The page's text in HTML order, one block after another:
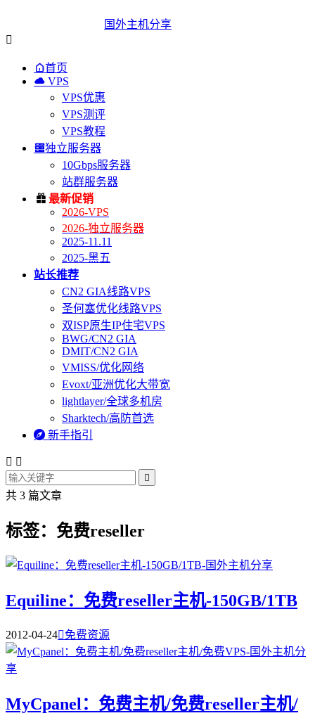
国外主机分享

首页
 VPS
VPS优惠
VPS测评
VPS教程
独立服务器
10Gbps服务器
站群服务器
 最新促销
2026-VPS
2026-独立服务器
2025-11.11
2025-黑五
站长推荐
CN2 GIA线路VPS
圣何塞优化线路VPS
双ISP原生IP住宅VPS
BWG/CN2 GIA
DMIT/CN2 GIA
VMISS/优化网络
Evoxt/亚洲优化大带宽
lightlayer/全球多机房
Sharktech/高防首选
 新手指引
 

共 3 篇文章
标签：免费reseller
Equiline：免费reseller主机-150GB/1TB
2012-04-24免费资源
MyCpanel：免费主机/免费reseller主机/